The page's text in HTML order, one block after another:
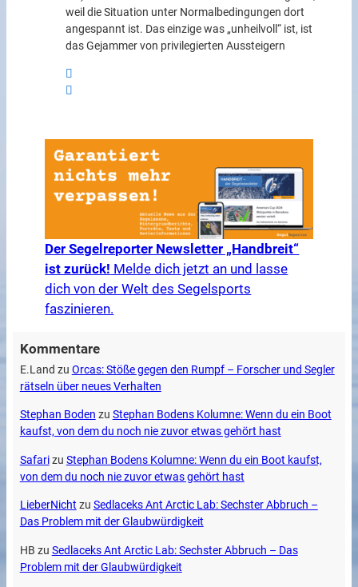
weil die Situation unter Normalbedingungen dort
angespannt ist. Das einzige was „unheilvoll“ ist, ist
das Gejammer von privilegierten Aussteigern
Der Segelreporter Newsletter „Handbreit“
ist zurück! Melde dich jetzt an und lasse
dich von der Welt des Segelsports
faszinieren.
Kommentare
E.Land zu Orcas: Stöße gegen den Rumpf – Forscher und Segler
rätseln über neues Verhalten
Stephan Boden zu Stephan Bodens Kolumne: Wenn du ein Boot
kaufst, von dem du noch nie zuvor etwas gehört hast
Safarizu Stephan Bodens Kolumne: Wenn du ein Boot kaufst,
von dem du noch nie zuvor etwas gehört hast
LieberNicht zu Sedlaceks Ant Arctic Lab: Sechster Abbruch –
Das Problem mit der Glaubwürdigkeit
HB zu Sedlaceks Ant Arctic Lab: Sechster Abbruch – Das
Problem mit der Glaubwürdigkeit